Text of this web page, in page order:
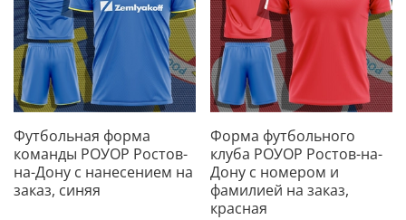
Футбольная форма
команды РОУОР Ростов-
на-Дону с нанесением на
заказ, синяя
Форма футбольного
клуба РОУОР Ростов-на-
Дону с номером и
фамилией на заказ,
красная